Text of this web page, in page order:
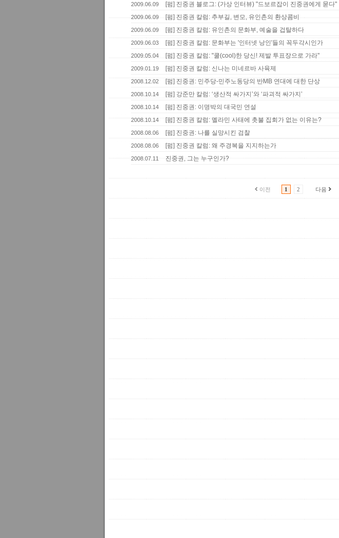
2009.06.09 [펌] 진중권 블로그: (가상 인터뷰) "드보르잡이 진중권에게 묻다"
2009.06.09 [펌] 진중권 칼럼: 추부길, 변모, 유인촌의 환상콤비
2009.06.09 [펌] 진중권 칼럼: 유인촌의 문화부, 예술을 겁탈하다
2009.06.03 [펌] 진중권 칼럼: 문화부는 '인터넷 낭인'들의 꼭두각시인가
2009.05.04 [펌] 진중권 칼럼: "쿨(cool)한 당신! 제발 투표장으로 가라"
2009.01.19 [펌] 진중권 칼럼: 신나는 미네르바 사육제
2008.12.02 [펌] 진중권: 민주당-민주노동당의 반MB 연대에 대한 단상
2008.10.14 [펌] 강준만 칼럼: ‘생산적 싸가지’와 ‘파괴적 싸가지’
2008.10.14 [펌] 진중권: 이명박의 대국민 연설
2008.10.14 [펌] 진중권 칼럼: 멜라민 사태에 촛불 집회가 없는 이유는?
2008.08.06 [펌] 진중권: 나를 실망시킨 검찰
2008.08.06 [펌] 진중권 칼럼: 왜 주경복을 지지하는가
2008.07.11 진중권, 그는 누구인가?
이전 1 2 다음